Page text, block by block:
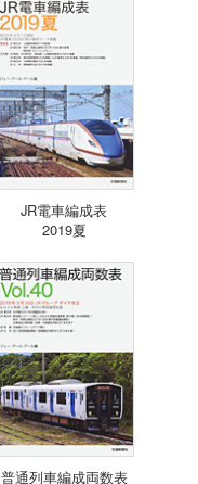
JR電車編成表
2019夏
普通列車編成両数表